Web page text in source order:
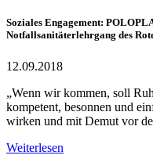
Soziales Engagement:
Notfallsanitäterlehrgang des
12.09.2018
„Wenn wir kommen, soll
kompetent, besonnen und
wirken und mit Demut vor
Weiterlesen